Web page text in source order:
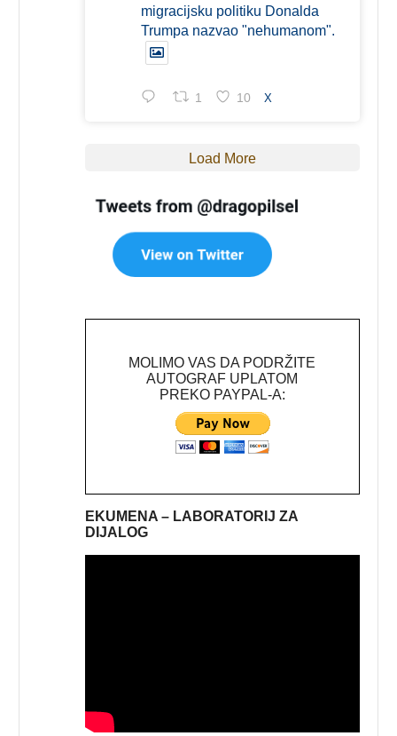
migracijsku politiku Donalda
Trumpa nazvao "nehumanom".
1 10 X
Load More
MOLIMO VAS DA PODRŽITE
AUTOGRAF UPLATOM
PREKO PAYPAL-A:
EKUMENA – LABORATORIJ ZA
DIJALOG